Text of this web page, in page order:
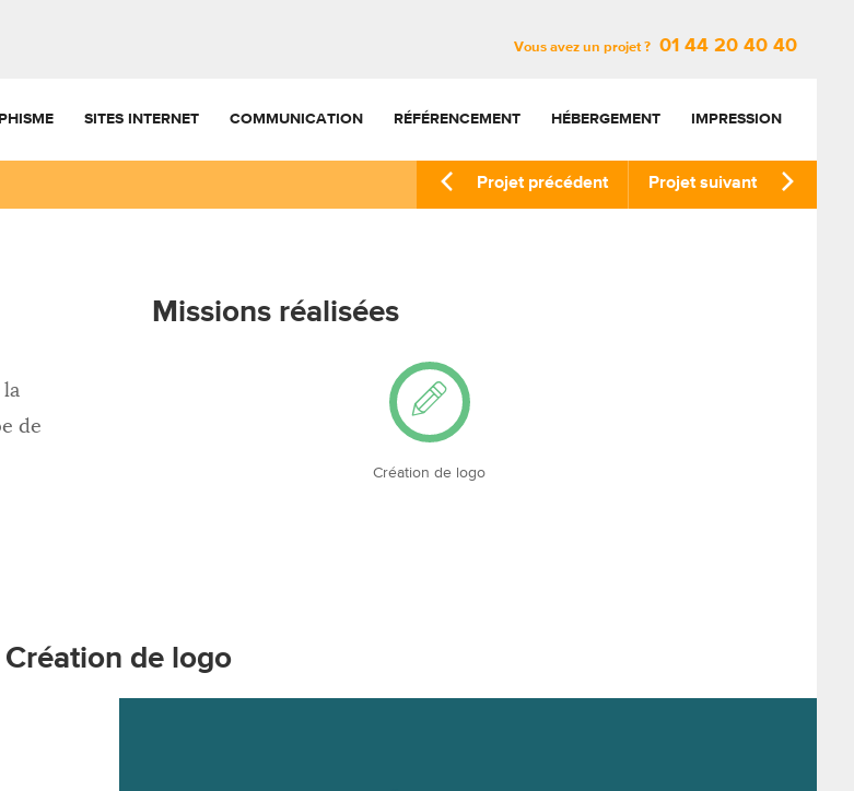
Vous avez un projet ? 01 44 20 40 40
SITES INTERNET COMMUNICATION RÉFÉRENCEMENT HÉBERGEMENT IMPRESSION
Projet précédent Projet suivant
de
Missions réalisées
Création de logo
Création de logo